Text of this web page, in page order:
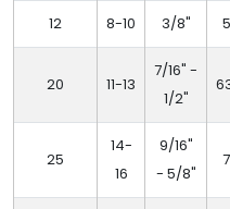
12 8-10 3/8"
20 11-13
7/16" -
1/2"
25
14-
16
9/16"
- 5/8"